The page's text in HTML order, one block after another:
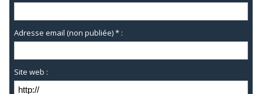
Adresse email (non publiée) * :
Site web :